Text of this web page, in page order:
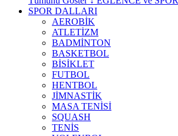
SPOR DALLARI
AEROBİK
ATLETİZM
BADMİNTON
BASKETBOL
BİSİKLET
FUTBOL
HENTBOL
JİMNASTİK
MASA TENİSİ
SQUASH
TENİS